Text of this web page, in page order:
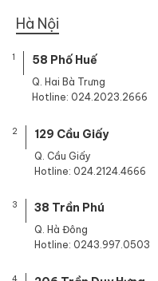
Hà Nội
1 58 Phố Huế
Q. Hai Bà Trưng
Hotline: 024.2023.2666
2 129 Cầu Giấy
Q. Cầu Giấy
Hotline: 024.2124.4666
3 38 Trần Phú
Q. Hà Đông
Hotline: 0243.997.0503
4